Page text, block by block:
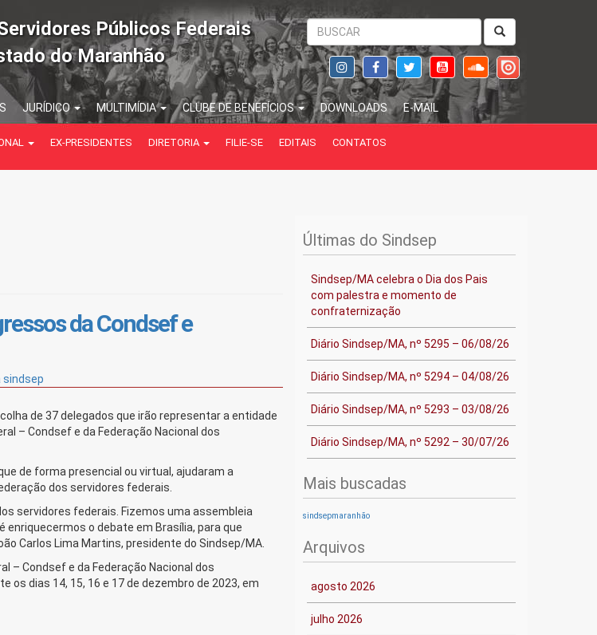
Públicos Federais
do Maranhão
JURÍDICO MULTIMÍDIA CLUBE DE BENEFÍCIOS DOWNLOADS E-MAIL
EX-PRESIDENTES DIRETORIA FILIE-SE EDITAIS CONTATOS
da Condsef e
sindsep
de 37 delegados que irão representar a entidade
– Condsef e da Federação Nacional dos
de forma presencial ou virtual, ajudaram a
dos servidores federais.
servidores federais. Fizemos uma assembleia
o debate em Brasília, para que
Carlos Lima Martins, presidente do Sindsep/MA.
– Condsef e da Federação Nacional dos
os dias 14, 15, 16 e 17 de dezembro de 2023, em
Últimas do Sindsep
Sindsep/MA celebra o Dia dos Pais
com palestra e momento de
confraternização
Diário Sindsep/MA, nº 5295 – 06/08/26
Diário Sindsep/MA, nº 5294 – 04/08/26
Diário Sindsep/MA, nº 5293 – 03/08/26
Diário Sindsep/MA, nº 5292 – 30/07/26
Mais buscadas
sindsepmaranhão
Arquivos
agosto 2026
julho 2026